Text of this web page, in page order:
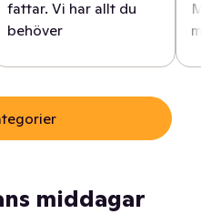
fattar. Vi har allt du
behöver
middagar